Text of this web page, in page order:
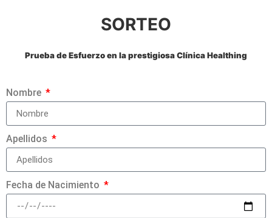
SORTEO
Prueba de Esfuerzo en la prestigiosa Clínica Healthing
Nombre
Apellidos
Fecha de Nacimiento